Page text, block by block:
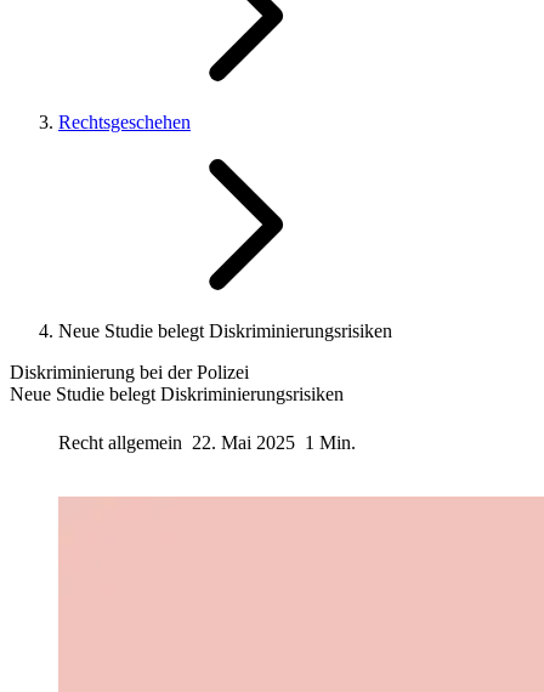
Rechtsgeschehen
Neue Studie belegt Diskriminierungsrisiken
Diskriminierung bei der Polizei
Neue Studie belegt Diskriminierungsrisiken
Recht allgemein 22. Mai 2025 1 Min.